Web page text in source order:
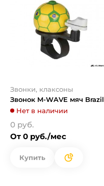
Звонки, клаксоны
Звонок M-WAVE мяч Brazil
Нет в наличии
0 руб.
От 0 руб./мес
Купить